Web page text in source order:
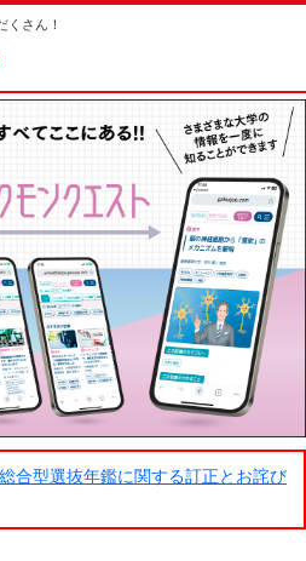
くさん！
合型選抜年鑑に関する訂正とお詫び